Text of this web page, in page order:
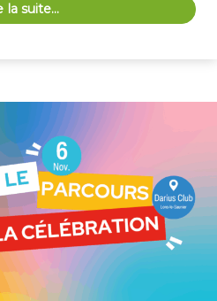
la suite…